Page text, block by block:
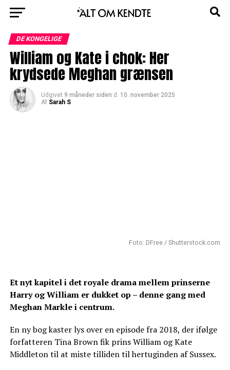
DE KONGELIGE
William og Kate i chok: Her
krydsede Meghan grænsen
Udgivet 9 måneder siden d. 10. november 2025
Af Sarah S
Foto: DFree / Shutterstock.com
Et nyt kapitel i det royale drama mellem prinserne
Harry og William er dukket op – denne gang med
Meghan Markle i centrum.
En ny bog kaster lys over en episode fra 2018, der ifølge
forfatteren Tina Brown fik prins William og Kate
Middleton til at miste tilliden til hertuginden af Sussex.